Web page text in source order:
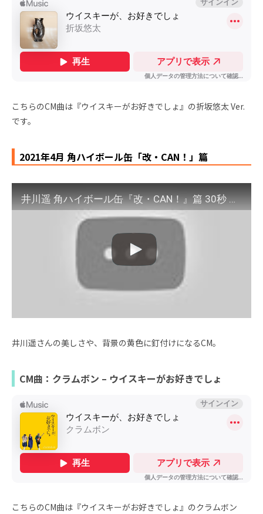
こちらのCM曲は『ウイスキーがお好きでしょ』の折坂悠太 Ver.
です。
2021年4月 角ハイボール缶「改・CAN！」篇
井川遥 角ハイボール缶『改・CAN！』篇 30秒 角ハイボールCM
井川遥さんの美しさや、背景の黄色に釘付けになるCM。
CM曲：クラムボン – ウイスキーがお好きでしょ
こちらのCM曲は『ウイスキーがお好きでしょ』のクラムボン